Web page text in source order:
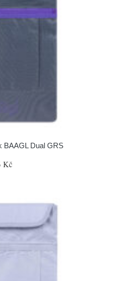
BAAGL Dual GRS
Kč